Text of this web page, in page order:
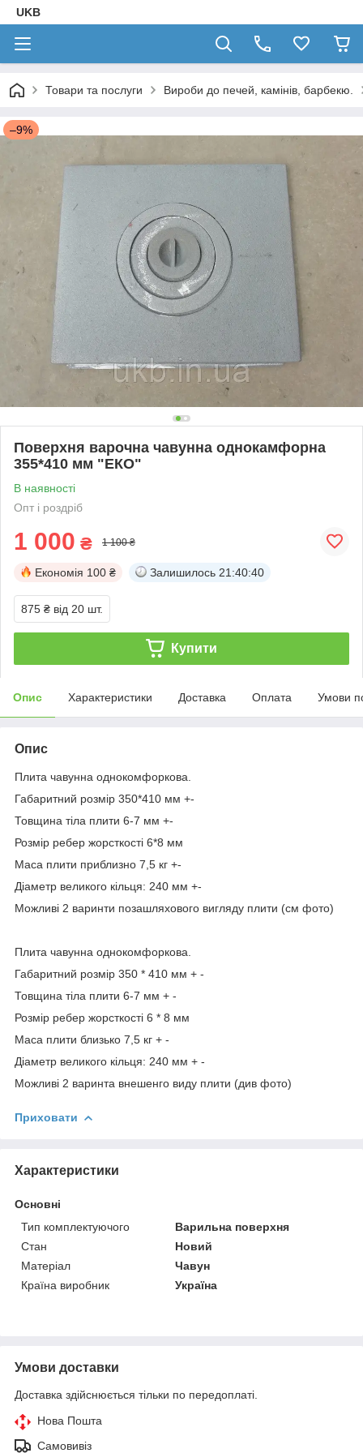
UKB
Товари та послуги Вироби до печей, камінів, барбекю.
–9%
Поверхня варочна чавунна однокамфорна
355*410 мм "ЕКО"
В наявності
Опт і роздріб
1 000 ₴ 1 100 ₴
Економія 100 ₴ Залишилось 21:40:40
875 ₴ від 20 шт.
Купити
Опис Характеристики Доставка Оплата Умови
Опис
Плита чавунна однокомфоркова.
Габаритний розмір 350*410 мм +-
Товщина тіла плити 6-7 мм +-
Розмір ребер жорсткості 6*8 мм
Маса плити приблизно 7,5 кг +-
Діаметр великого кільця: 240 мм +-
Можливі 2 варинти позашляхового вигляду плити (см фото)
Плита чавунна однокомфоркова.
Габаритний розмір 350 * 410 мм + -
Товщина тіла плити 6-7 мм + -
Розмір ребер жорсткості 6 * 8 мм
Маса плити близько 7,5 кг + -
Діаметр великого кільця: 240 мм + -
Можливі 2 варинта внешенго виду плити (див фото)
Приховати
Характеристики
Основні
Тип комплектуючого
Варильна поверхня
Стан
Новий
Матеріал
Чавун
Країна виробник
Україна
Умови доставки
Доставка здійснюється тільки по передоплаті.
Нова Пошта
Самовивіз